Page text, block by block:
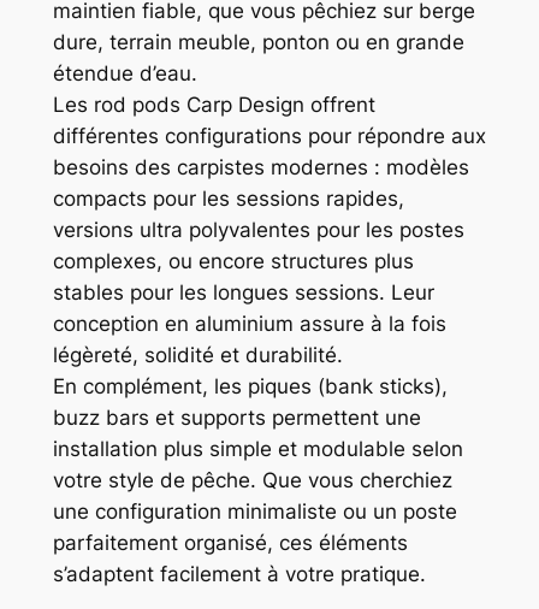
maintien fiable, que vous pêchiez sur berge
dure, terrain meuble, ponton ou en grande
étendue d’eau.
Les rod pods Carp Design offrent
différentes configurations pour répondre aux
besoins des carpistes modernes : modèles
compacts pour les sessions rapides,
versions ultra polyvalentes pour les postes
complexes, ou encore structures plus
stables pour les longues sessions. Leur
conception en aluminium assure à la fois
légèreté, solidité et durabilité.
En complément, les piques (bank sticks),
buzz bars et supports permettent une
installation plus simple et modulable selon
votre style de pêche. Que vous cherchiez
une configuration minimaliste ou un poste
parfaitement organisé, ces éléments
s’adaptent facilement à votre pratique.